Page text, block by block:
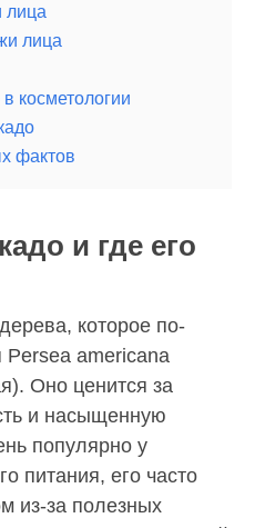
лица
лица
косметологии
фактов
и где его
которое по-
Persea americana
Оно ценится за
и насыщенную
популярно у
питания, его часто
из-за полезных